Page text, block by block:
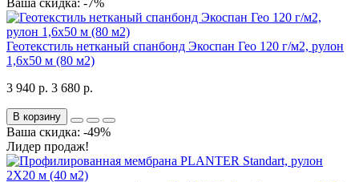
Ваша скидка: -7%
Геотекстиль нетканый спанбонд Экоспан Гео 120 г/м2, рулон
1,6х50 м (80 м2)
3 940 р. 3 680 р.
В корзину
Ваша скидка: -49%
Лидер продаж!